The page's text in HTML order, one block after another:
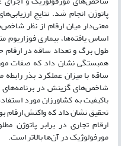
پاتوژن انجام شد. نتایج
معنی‌دار میان ارقام از نظر
اساس یافته‌ها، بیماری
طول برگ و تعداد ساقه در
همبستگی نشان داد که صفات
ساقه با میزان عملکرد بذر رابطه
شاخص‌های گزینش در برنامه‌های
باکیفیت به کشاورزان مورد
تحقیق نشان داد که واکنش ارقام
ارقام تجاری در برابر پاتوژن
مورفولوژیک در آن‌ها بالاتر است.